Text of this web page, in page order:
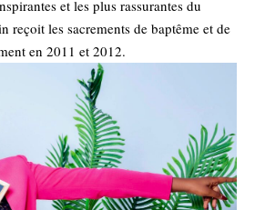
et les plus rassurantes du
reçoit les sacrements de baptême et de
en 2011 et 2012.